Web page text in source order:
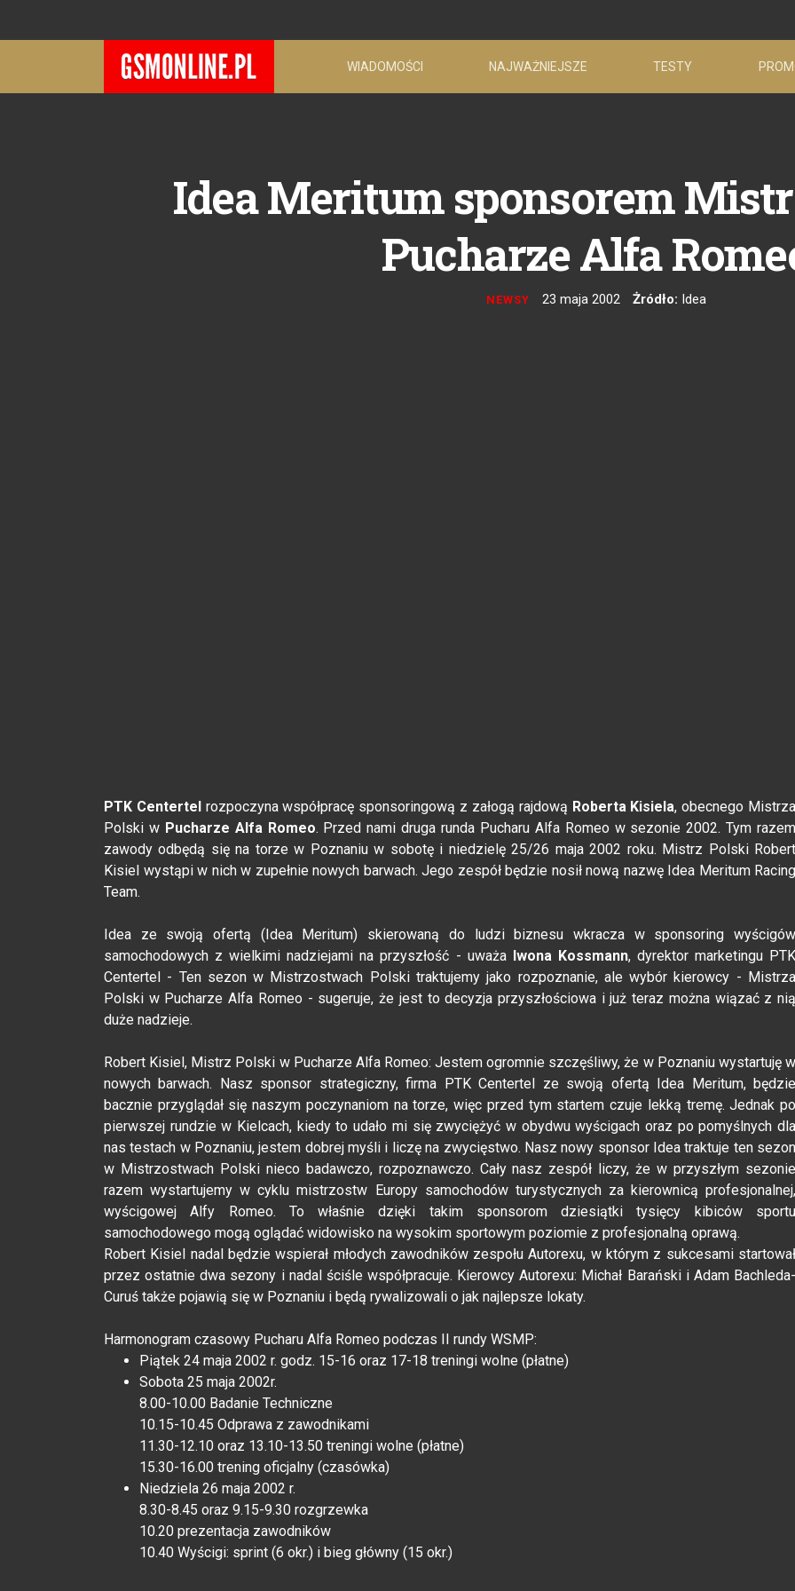
WIADOMOŚCI NAJWAŻNIEJSZE TESTY
Idea Meritum sponsorem
Pucharze Alfa
NEWSY 23 maja 2002 Żródło: Idea
PTK Centertel rozpoczyna współpracę sponsoringową z załogą rajdową Roberta Kisiela, obecnego Mistrza
Polski w Pucharze Alfa Romeo. Przed nami druga runda Pucharu Alfa Romeo w sezonie 2002. Tym razem
zawody odbędą się na torze w Poznaniu w sobotę i niedzielę 25/26 maja 2002 roku. Mistrz Polski Robert
Kisiel wystąpi w nich w zupełnie nowych barwach. Jego zespół będzie nosił nową nazwę Idea Meritum Racing
Team.
Idea ze swoją ofertą (Idea Meritum) skierowaną do ludzi biznesu wkracza w sponsoring wyścigów
samochodowych z wielkimi nadziejami na przyszłość - uważa Iwona Kossmann, dyrektor marketingu PTK
Centertel - Ten sezon w Mistrzostwach Polski traktujemy jako rozpoznanie, ale wybór kierowcy - Mistrza
Polski w Pucharze Alfa Romeo - sugeruje, że jest to decyzja przyszłościowa i już teraz można wiązać z nią
duże nadzieje.
Robert Kisiel, Mistrz Polski w Pucharze Alfa Romeo: Jestem ogromnie szczęśliwy, że w Poznaniu wystartuję w
nowych barwach. Nasz sponsor strategiczny, firma PTK Centertel ze swoją ofertą Idea Meritum, będzie
bacznie przyglądał się naszym poczynaniom na torze, więc przed tym startem czuje lekką tremę. Jednak po
pierwszej rundzie w Kielcach, kiedy to udało mi się zwyciężyć w obydwu wyścigach oraz po pomyślnych dla
nas testach w Poznaniu, jestem dobrej myśli i liczę na zwycięstwo. Nasz nowy sponsor Idea traktuje ten sezon
w Mistrzostwach Polski nieco badawczo, rozpoznawczo. Cały nasz zespół liczy, że w przyszłym sezonie
razem wystartujemy w cyklu mistrzostw Europy samochodów turystycznych za kierownicą profesjonalnej,
wyścigowej Alfy Romeo. To właśnie dzięki takim sponsorom dziesiątki tysięcy kibiców sportu
samochodowego mogą oglądać widowisko na wysokim sportowym poziomie z profesjonalną oprawą.
Robert Kisiel nadal będzie wspierał młodych zawodników zespołu Autorexu, w którym z sukcesami startował
przez ostatnie dwa sezony i nadal ściśle współpracuje. Kierowcy Autorexu: Michał Barański i Adam Bachleda-
Curuś także pojawią się w Poznaniu i będą rywalizowali o jak najlepsze lokaty.
Harmonogram czasowy Pucharu Alfa Romeo podczas II rundy WSMP:
Piątek 24 maja 2002 r. godz. 15-16 oraz 17-18 treningi wolne (płatne)
Sobota 25 maja 2002r.
8.00-10.00 Badanie Techniczne
10.15-10.45 Odprawa z zawodnikami
11.30-12.10 oraz 13.10-13.50 treningi wolne (płatne)
15.30-16.00 trening oficjalny (czasówka)
Niedziela 26 maja 2002 r.
8.30-8.45 oraz 9.15-9.30 rozgrzewka
10.20 prezentacja zawodników
10.40 Wyścigi: sprint (6 okr.) i bieg główny (15 okr.)